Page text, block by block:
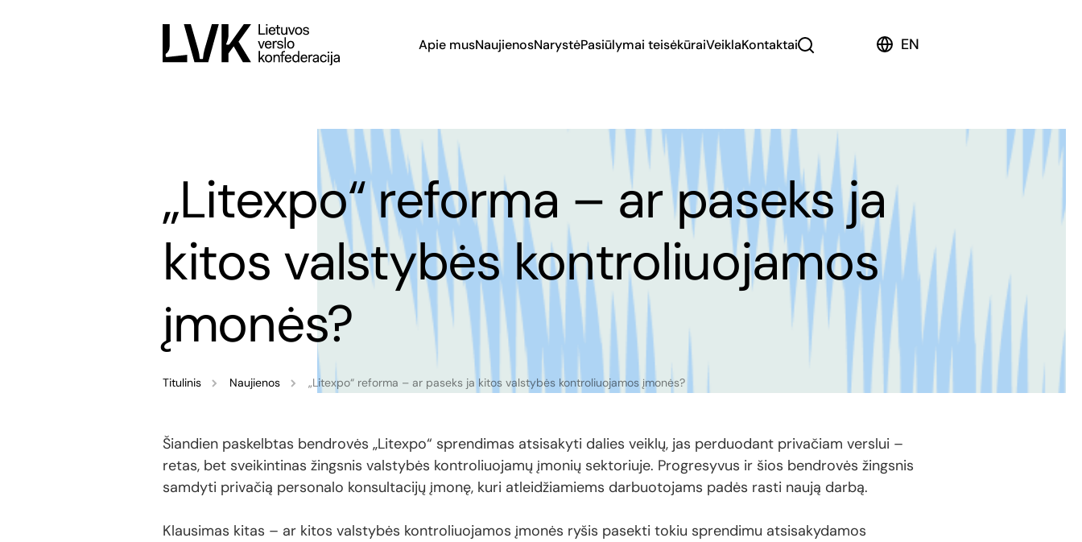
Apie musNaujienosNarystėPasiūlymai teisėkūraiVeiklaKontaktai EN
„Litexpo“ reforma – ar paseks ja
kitos valstybės kontroliuojamos
įmonės?
Titulinis Naujienos „Litexpo“ reforma – ar paseks ja kitos valstybės kontroliuojamos įmonės?
Šiandien paskelbtas bendrovės „Litexpo“ sprendimas atsisakyti dalies veiklų, jas perduodant privačiam verslui –
retas, bet sveikintinas žingsnis valstybės kontroliuojamų įmonių sektoriuje. Progresyvus ir šios bendrovės žingsnis
samdyti privačią personalo konsultacijų įmonę, kuri atleidžiamiems darbuotojams padės rasti naują darbą.
Klausimas kitas – ar kitos valstybės kontroliuojamos įmonės ryšis pasekti tokiu sprendimu atsisakydamos